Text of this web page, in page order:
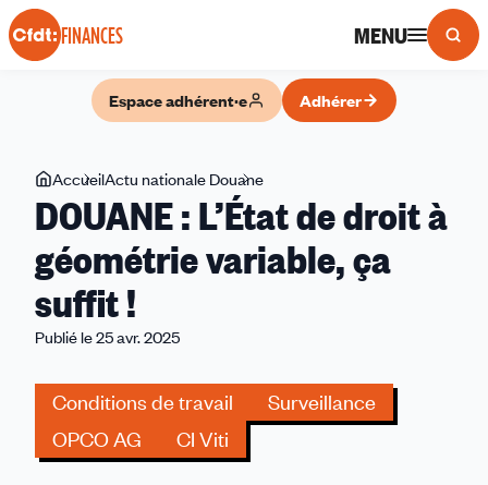
Panneau de gestion des cookies
FINANCES MENU
Espace adhérent·e Adhérer
Vous
êtes
ici
AccueilActu nationale Douane
:
L’État
de
ça
suffit
DOUANE : L’État de droit à
géométrie variable, ça
suffit !
Publié le 25 avr. 2025
Conditions de travail
Surveillance
OPCO AG
CI Viti